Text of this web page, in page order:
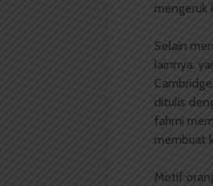
mengeruk
Selain
lainnya.
ditulis
fahmi
membuat
Motif